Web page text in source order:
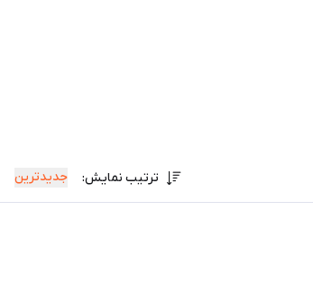
ترتیب نمایش: جدیدترین